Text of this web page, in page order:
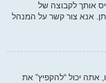
אותך לקבוצה של
אנא צור קשר על המנהל
אתה יכול “להקפיץ” את